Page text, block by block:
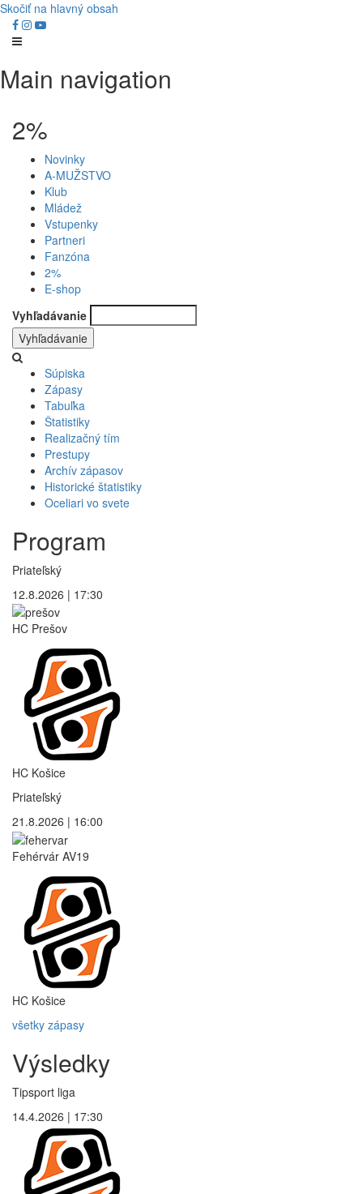
Skočiť na hlavný obsah
Main navigation
2%
Novinky
A-MUŽSTVO
Klub
Mládež
Vstupenky
Partneri
Fanzóna
2%
E-shop
Vyhľadávanie
Súpiska
Zápasy
Tabuľka
Štatistiky
Realizačný tím
Prestupy
Archív zápasov
Historické štatistiky
Oceliari vo svete
Program
Priateľský
12.8.2026 | 17:30
HC Prešov
HC Košice
Priateľský
21.8.2026 | 16:00
Fehérvár AV19
HC Košice
všetky zápasy
Výsledky
Tipsport liga
14.4.2026 | 17:30